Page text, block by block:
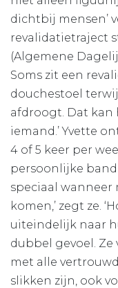
dichtbij mensen’
revalidatietraject
(Algemene
Soms zit een
douchestoel
afdroogt. Dat kan
iemand.’ Yvette
4 of 5 keer per
persoonlijke band
speciaal wanneer
komen,’ zegt ze.
uiteindelijk naar
dubbel gevoel.
met alle
slikken zijn, ook